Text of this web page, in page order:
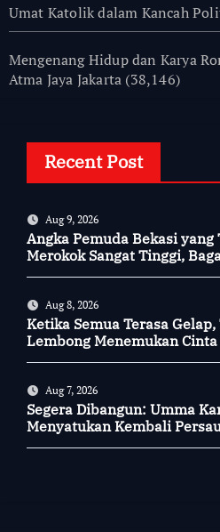
Umat Katolik dalam Kancah
Mengenang Hidup dan Karya
Atma Jaya Jakarta (38,146)
Recent Post
Aug 9, 2026
Angka Pemuda Bekasi yang
Merokok Sangat Tinggi,
Aug 8, 2026
Ketika Semua Terasa Gelap,
Lembong Menemukan
Aug 7, 2026
Segera Dibangun: Umma
Menyatukan Kembali